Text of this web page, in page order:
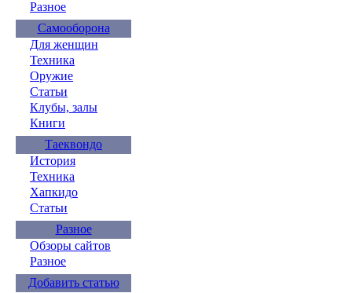
Разное
Самооборона
Для женщин
Техника
Оружие
Статьи
Клубы, залы
Книги
Таеквондо
История
Техника
Хапкидо
Статьи
Разное
Обзоры сайтов
Разное
Добавить статью